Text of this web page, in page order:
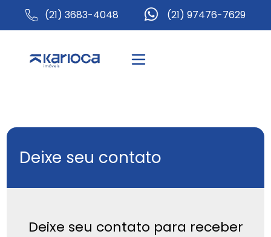
(21) 3683-4048 (21) 97476-7629
Deixe seu contato
Deixe seu contato para receber